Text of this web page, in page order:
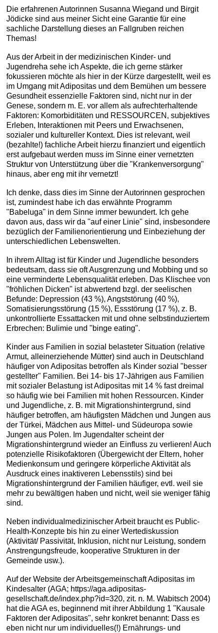
Die erfahrenen Autorinnen Susanna Wiegand und Birgit
Jödicke sind aus meiner Sicht eine Garantie für eine
sachliche Darstellung dieses an Fallgruben reichen
Themas!
Aus der Arbeit in der medizinischen Kinder- und
Jugendreha sehe ich Aspekte, die ich gerne stärker
fokussieren möchte als hier in der Kürze dargestellt, weil es
im Umgang mit Adipositas und dem Bemühen um bessere
Gesundheit essenzielle Faktoren sind, nicht nur in der
Genese, sondern m. E. vor allem als aufrechterhaltende
Faktoren: Komorbiditäten und RESSOURCEN, subjektives
Erleben, Interaktionen mit Peers und Erwachsenen,
sozialer und kultureller Kontext. Dies ist relevant, weil
(bezahlte!) fachliche Arbeit hierzu finanziert und eigentlich
erst aufgebaut werden muss im Sinne einer vernetzten
Struktur von Unterstützung über die "Krankenversorgung"
hinaus, aber eng mit ihr vernetzt!
Ich denke, dass dies im Sinne der Autorinnen gesprochen
ist, zumindest habe ich das erwähnte Programm
"Babeluga" in dem Sinne immer bewundert. Ich gehe
davon aus, dass wir da "auf einer Linie" sind, insbesondere
bezüglich der Familienorientierung und Einbeziehung der
unterschiedlichen Lebenswelten.
In ihrem Alltag ist für Kinder und Jugendliche besonders
bedeutsam, dass sie oft Ausgrenzung und Mobbing und so
eine verminderte Lebensqualität erleben. Das Klischee von
"fröhlichen Dicken" ist abwertend bzgl. der seelischen
Befunde: Depression (43 %), Angststörung (40 %),
Somatisierungsstörung (15 %), Essstörung (17 %), z. B.
unkontrollierte Essattacken mit und ohne selbstinduziertem
Erbrechen: Bulimie und "binge eating".
Kinder aus Familien in sozial belasteter Situation (relative
Armut, alleinerziehende Mütter) sind auch in Deutschland
häufiger von Adipositas betroffen als Kinder sozial "besser
gestellter" Familien. Bei 14- bis 17-Jährigen aus Familien
mit sozialer Belastung ist Adipositas mit 14 % fast dreimal
so häufig wie bei Familien mit hohen Ressourcen. Kinder
und Jugendliche, z. B. mit Migrationshintergrund, sind
häufiger betroffen, am häufigsten Mädchen und Jungen aus
der Türkei, Mädchen aus Mittel- und Südeuropa sowie
Jungen aus Polen. Im Jugendalter scheint der
Migrationshintergrund wieder an Einfluss zu verlieren! Auch
potenzielle Risikofaktoren (Übergewicht der Eltern, hoher
Medienkonsum und geringere körperliche Aktivität als
Ausdruck eines inaktiveren Lebensstils) sind bei
Migrationshintergrund der Familien häufiger, evtl. weil sie
mehr zu bewältigen haben und nicht, weil sie weniger fähig
sind.
Neben individualmedizinischer Arbeit braucht es Public-
Health-Konzepte bis hin zu einer Wertediskussion
(Aktivität/ Passivität, Inklusion, nicht nur Leistung, sondern
Anstrengungsfreude, kooperative Strukturen in der
Gemeinde usw.).
Auf der Website der Arbeitsgemeinschaft Adipositas im
Kindesalter (AGA; https://aga.adipositas-
gesellschaft.de/index.php?id=320, zit. n. M. Wabitsch 2004)
hat die AGA es, beginnend mit ihrer Abbildung 1 "Kausale
Faktoren der Adipositas", sehr konkret benannt: Dass es
eben nicht nur um individuelles(!) Ernährungs- und